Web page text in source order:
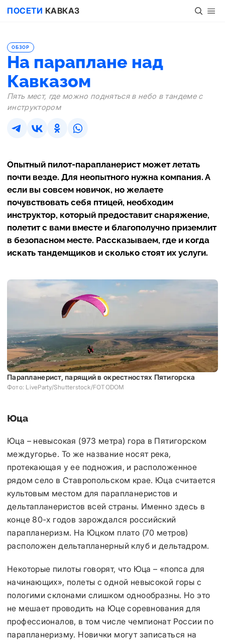
ПОСЕТИ КАВКАЗ
На параплане над
Кавказом
ОБЗОР
Пять мест, где можно подняться в небо в тандеме с
инструктором
Опытный пилот-парапланерист может летать
почти везде. Для неопытного нужна компания. А
если вы совсем новичок, но желаете
почувствовать себя птицей, необходим
инструктор, который предоставит снаряжение,
полетит с вами вместе и благополучно приземлит
в безопасном месте. Рассказываем, где и когда
искать тандемщиков и сколько стоят их услуги.
Парапланерист, парящий в окрестностях Пятигорска
Фото: LiveParty/Shutterstock/FOTODOM
Юца
Юца – невысокая (973 метра) гора в Пятигорском
междугорье. То же название носят река,
протекающая у ее подножия, и расположенное
рядом село в Ставропольском крае. Юца считается
культовым местом для парапланеристов и
дельтапланеристов всей страны. Именно здесь в
конце 80-х годов зарождался российский
парапланеризм. На Юцком плато (70 метров)
расположен дельтапланерный клуб и дельтадром.
Некоторые пилоты говорят, что Юца – «попса для
начинающих», полеты с одной невысокой горы с
пологими склонами слишком однообразны. Но это
не мешает проводить на Юце соревнования для
профессионалов, в том числе чемпионат России по
парапланеризму. Новички могут записаться на